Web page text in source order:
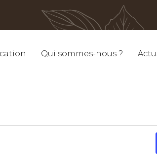
Qui sommes-nous ?